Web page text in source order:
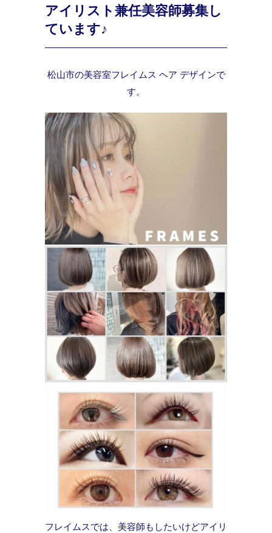
アイリスト兼任美容師募集し
ています♪
松山市の美容室フレイムス ヘア デザインで
す。
フレイムスでは、美容師もしたいけどアイリ